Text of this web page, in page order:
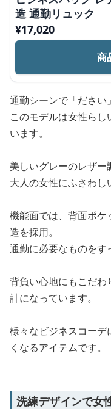
造 通勤リュック
¥17,020
商
通勤シーンで「ださい
このモデルは女性ら
います。
美しいグレーのレザー
大人の女性にふさわし
機能面では、背面ポ
造を採用。
通勤に必要なものをす
背負い心地にもこだ
計になっています。
様々なビジネスコーデ
くなるアイテムです。
洗練デザインで女